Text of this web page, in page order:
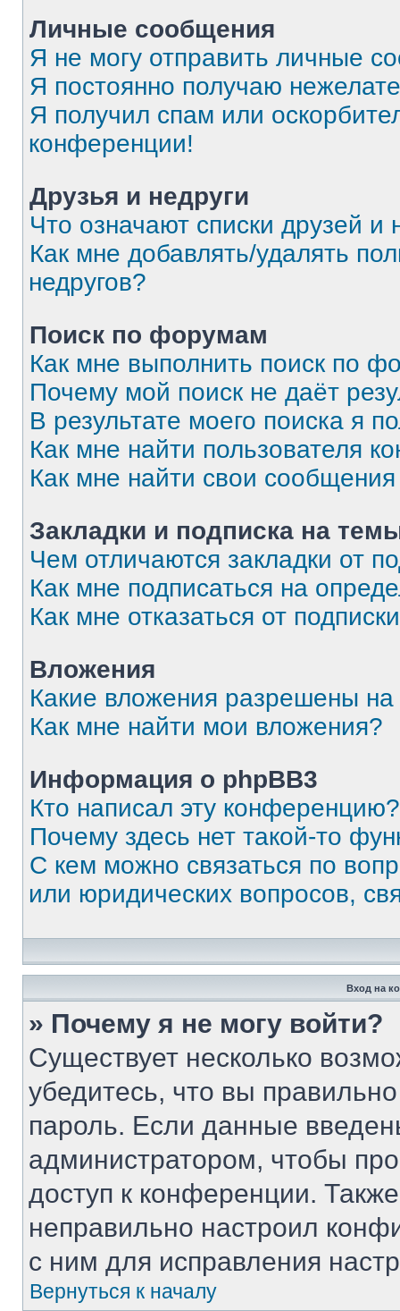
Личные сообщения
Я не могу отправить личные
Я постоянно получаю
Я получил спам или
конференции!
Друзья и недруги
Что означают списки друзей и
Как мне добавлять/удалять
недругов?
Поиск по форумам
Как мне выполнить поиск по
Почему мой поиск не даёт
В результате моего поиска я
Как мне найти пользователя
Как мне найти свои
Закладки и подписка на
Чем отличаются закладки от
Как мне подписаться на
Как мне отказаться от
Вложения
Какие вложения разрешены
Как мне найти мои вложения?
Информация о phpBB3
Кто написал эту конференцию?
Почему здесь нет такой-то
С кем можно связаться по
или юридических вопросов,
Вход на
» Почему я не могу войти?
Существует несколько
убедитесь, что вы
пароль. Если данные
администратором, чтобы
доступ к конференции.
неправильно настроил
с ним для исправления
Вернуться к началу